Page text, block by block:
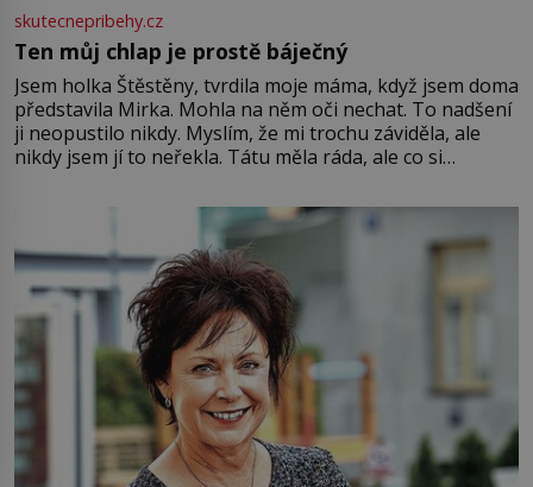
skutecnepribehy.cz
Ten můj chlap je prostě báječný
Jsem holka Štěstěny, tvrdila moje máma, když jsem doma
představila Mirka. Mohla na něm oči nechat. To nadšení
ji neopustilo nikdy. Myslím, že mi trochu záviděla, ale
nikdy jsem jí to neřekla. Tátu měla ráda, ale co si
Jsme spolu moc rádi Tehdy byla jiná doba, když